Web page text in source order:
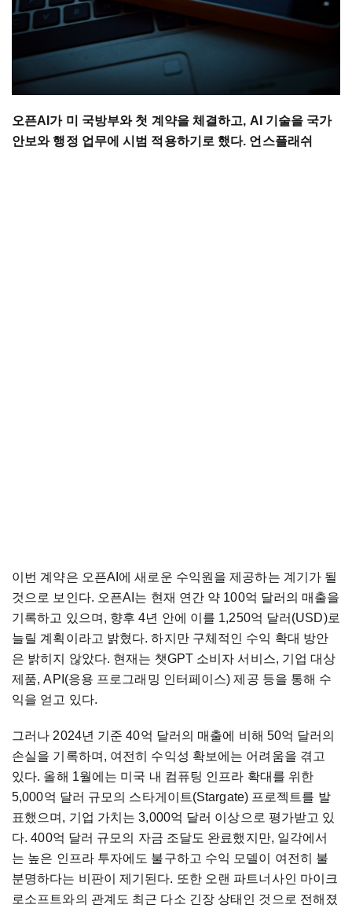
오픈AI가 미 국방부와 첫 계약을 체결하고, AI 기술을 국가
안보와 행정 업무에 시범 적용하기로 했다. 언스플래쉬
이번 계약은 오픈AI에 새로운 수익원을 제공하는 계기가 될
것으로 보인다. 오픈AI는 현재 연간 약 100억 달러의 매출을
기록하고 있으며, 향후 4년 안에 이를 1,250억 달러(USD)로
늘릴 계획이라고 밝혔다. 하지만 구체적인 수익 확대 방안
은 밝히지 않았다. 현재는 챗GPT 소비자 서비스, 기업 대상
제품, API(응용 프로그래밍 인터페이스) 제공 등을 통해 수
익을 얻고 있다.
그러나 2024년 기준 40억 달러의 매출에 비해 50억 달러의
손실을 기록하며, 여전히 수익성 확보에는 어려움을 겪고
있다. 올해 1월에는 미국 내 컴퓨팅 인프라 확대를 위한
5,000억 달러 규모의 스타게이트(Stargate) 프로젝트를 발
표했으며, 기업 가치는 3,000억 달러 이상으로 평가받고 있
다. 400억 달러 규모의 자금 조달도 완료했지만, 일각에서
는 높은 인프라 투자에도 불구하고 수익 모델이 여전히 불
분명하다는 비판이 제기된다. 또한 오랜 파트너사인 마이크
로소프트와의 관계도 최근 다소 긴장 상태인 것으로 전해졌